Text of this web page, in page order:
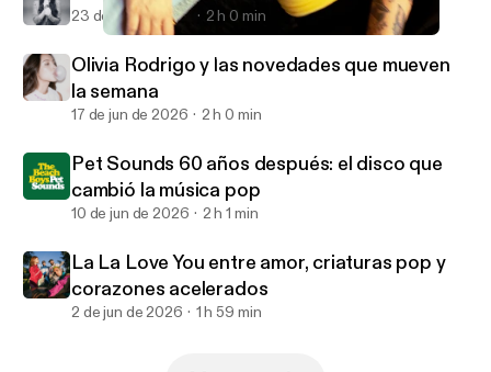
Toxicosmos · Música indie, pop y actualidad.
23 de jun de 2026 2 h 0 min
Olivia Rodrigo y las novedades que mueven
la semana
17 de jun de 2026 2 h 0 min
Pet Sounds 60 años después: el disco que
cambió la música pop
10 de jun de 2026 2 h 1 min
La La Love You entre amor, criaturas pop y
corazones acelerados
2 de jun de 2026 1 h 59 min